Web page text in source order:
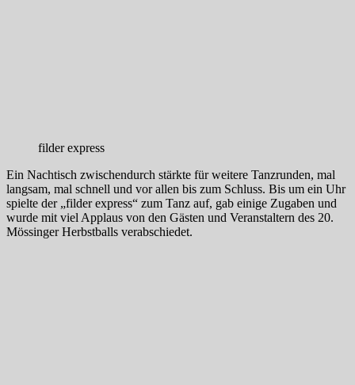
filder express
Ein Nachtisch zwischendurch stärkte für weitere Tanzrunden, mal
langsam, mal schnell und vor allen bis zum Schluss. Bis um ein Uhr
spielte der „filder express“ zum Tanz auf, gab einige Zugaben und
wurde mit viel Applaus von den Gästen und Veranstaltern des 20.
Mössinger Herbstballs verabschiedet.